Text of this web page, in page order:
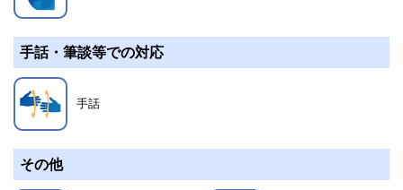
手話・筆談等での対応
手話
その他